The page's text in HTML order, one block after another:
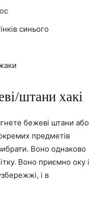
синього
штани хакі
бежеві штани або
предметів
Воно однаково
Воно приємно оку і
і в